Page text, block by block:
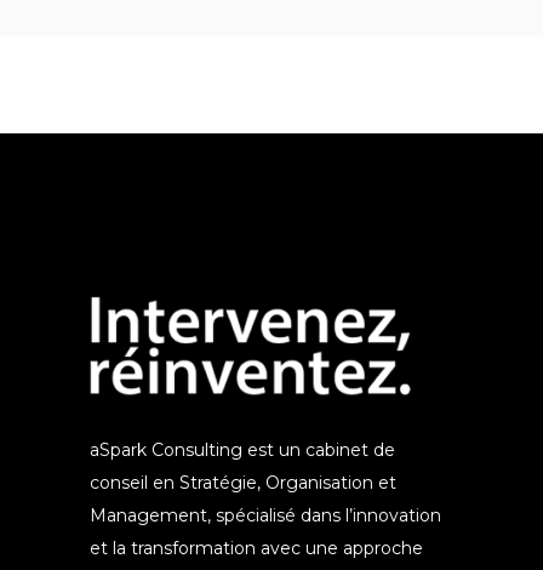
aSpark Consulting est un cabinet de
conseil en Stratégie, Organisation et
Management, spécialisé dans l’innovation
et la transformation avec une approche